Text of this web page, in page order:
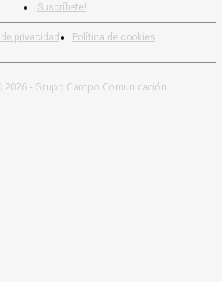
privacidad Política de cookies
¡Suscríbete!
2026 - Grupo Campo Comunicación